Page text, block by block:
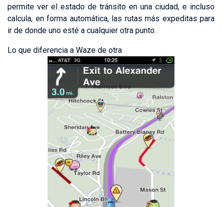
permite ver el estado de tránsito en una ciudad, e incluso
calcula, en forma automática, las rutas más expeditas para
ir de donde uno esté a cualquier otra punto.
Lo que diferencia a Waze de otra